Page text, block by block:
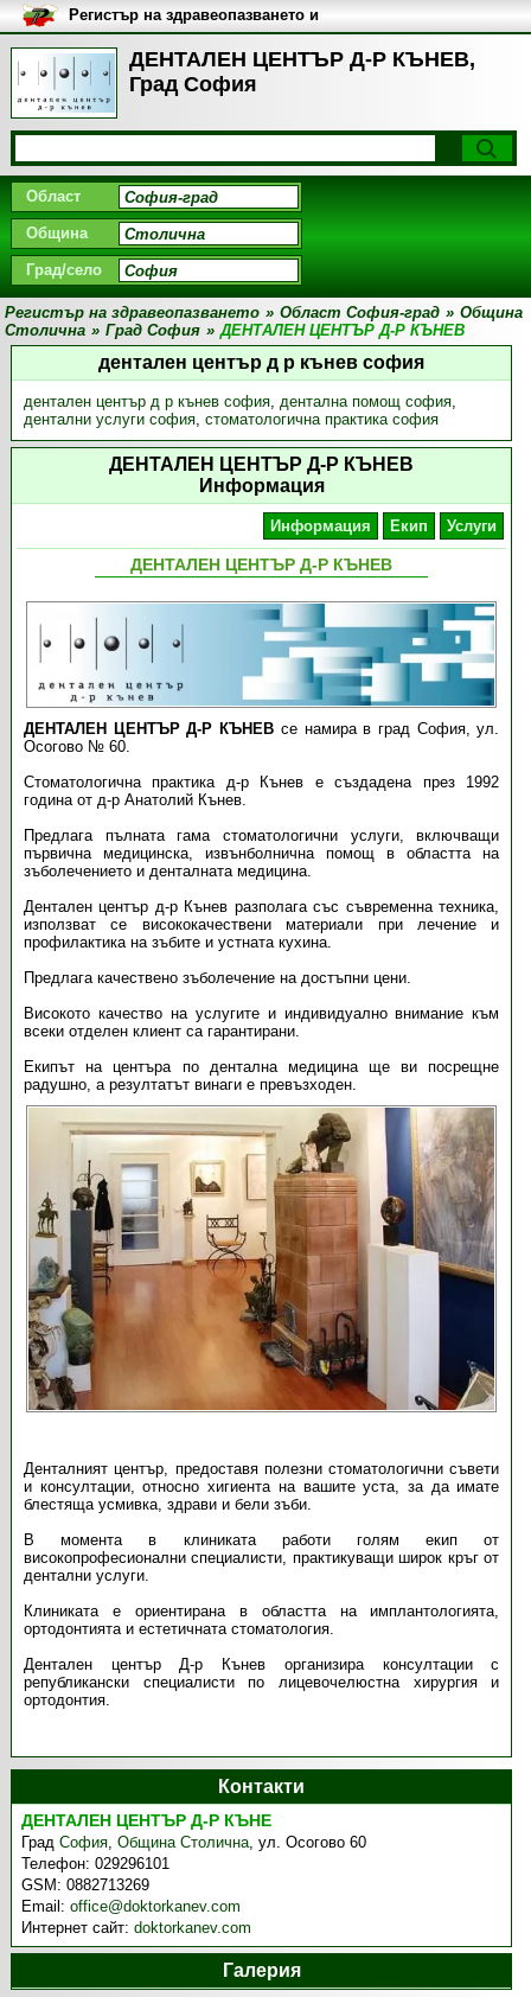
ДЕНТАЛЕН ЦЕНТЪР Д-Р КЪНЕВ,
Град София
Регистър на здравеопазването и
медицинските заведения в
България
Област
Община
Град/село
Регистър на здравеопазването » Област София-град » Община
Столична » Град София » ДЕНТАЛЕН ЦЕНТЪР Д-Р КЪНЕВ
дентален център д р кънев софия
дентален център д р кънев софия, дентална помощ софия,
дентални услуги софия, стоматологична практика софия
ДЕНТАЛЕН ЦЕНТЪР Д-Р КЪНЕВ
Информация
Информация Екип Услуги
ДЕНТАЛЕН ЦЕНТЪР Д-Р КЪНЕВ
ДЕНТАЛЕН ЦЕНТЪР Д-Р КЪНЕВ се намира в град София, ул.
Осогово № 60.
Стоматологична практика д-р Кънев е създадена през 1992
година от д-р Анатолий Кънев.
Предлага пълната гама стоматологични услуги, включващи
първична медицинска, извънболнична помощ в областта на
зъболечението и денталната медицина.
Дентален център д-р Кънев разполага със съвременна техника,
използват се висококачествени материали при лечение и
профилактика на зъбите и устната кухина.
Предлага качествено зъболечение на достъпни цени.
Високото качество на услугите и индивидуално внимание към
всеки отделен клиент са гарантирани.
Екипът на центъра по дентална медицина ще ви посрещне
радушно, а резултатът винаги е превъзходен.
Денталният център, предоставя полезни стоматологични съвети
и консултации, относно хигиента на вашите уста, за да имате
блестяща усмивка, здрави и бели зъби.
В момента в клиниката работи голям екип от
високопрофесионални специалисти, практикуващи широк кръг от
дентални услуги.
Клиниката е ориентирана в областта на имплантологията,
ортодонтията и естетичната стоматология.
Дентален център Д-р Кънев организира консултации с
републикански специалисти по лицевочелюстна хирургия и
ортодонтия.
Контакти
ДЕНТАЛЕН ЦЕНТЪР Д-Р КЪНЕ
ГрадСофия,Община Столична,ул. Осогово 60
Телефон:029296101
GSM:0882713269
Email:office@doktorkanev.com
Интернет сайт:doktorkanev.com
Галерия